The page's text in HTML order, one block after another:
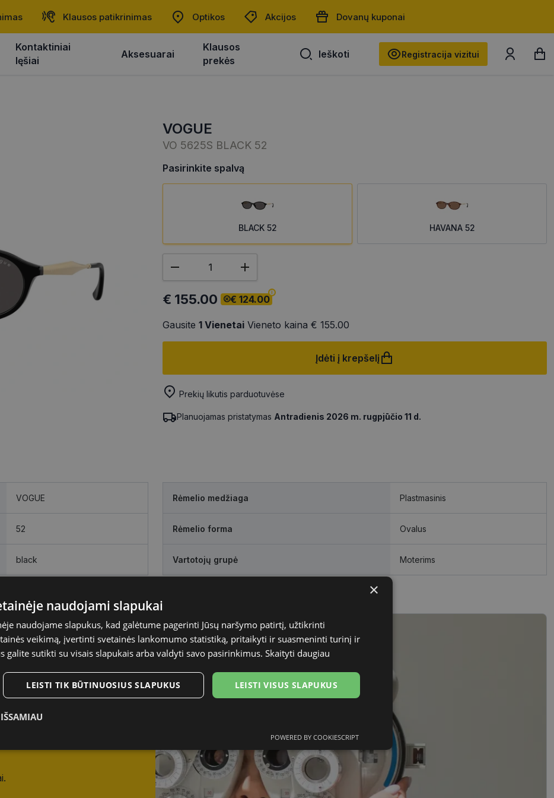
Klausos patikrinimas Optikos Akcijos Dovanų kuponai
Kontaktiniai
lęšiai
Aksesuarai
Klausos
prekės
Ieškoti
Ieškoti
Registracija vizitui
VOGUE
VO 5625S BLACK 52
Pasirinkite spalvą
BLACK 52 HAVANA 52
€ 155.00 € 124.00
Gausite 1 Vienetai Vieneto kaina € 155.00
Įdėti į krepšelį
Prekių likutis parduotuvėse
Planuojamas pristatymas Antradienis 2026 m. rugpjūčio 11 d.
VOGUE
52
black
Rėmelio medžiaga Plastmasinis
Rėmelio forma Ovalus
Vartotojų grupė Moterims
vaizdą?
×
naudojami slapukai
naudojame slapukus, kad galėtume pagerinti Jūsų naršymo patirtį, užtikrinti
veikimą, įvertinti svetainės lankomumo statistiką, pritaikyti ir suasmeninti turinį ir
galite sutikti su visais slapukais arba valdyti savo pasirinkimus. Skaityti daugiau
LEISTI VISUS SLAPUKUS
LEISTI TIK BŪTINUOSIUS SLAPUKUS
slapukai
slapukai
slapukai
Neklasifikuoti
slapukai
POWERED BY COOKIESCRIPT